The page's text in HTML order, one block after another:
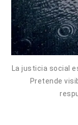
La justicia social
Pretende